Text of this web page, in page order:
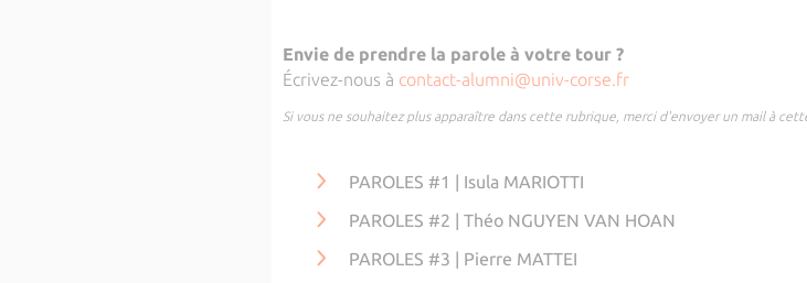
Envie de prendre la parole à votre tour ?
Écrivez-nous à contact-alumni@univ-corse.fr
Si vous ne souhaitez plus apparaître dans cette rubrique, merci d'envoyer un mail à
PAROLES #1 | Isula MARIOTTI
PAROLES #2 | Théo NGUYEN VAN HOAN
PAROLES #3 | Pierre MATTEI